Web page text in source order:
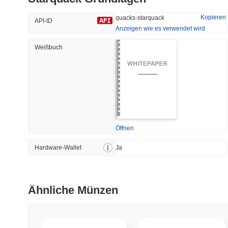
33.22%
Trendend
API-ID quacks-starquack
Kopieren
Anzeigen wie es verwendet wird
Weißbuch
Öffnen
Hardware-Wallet Ja
Ähnliche Münzen